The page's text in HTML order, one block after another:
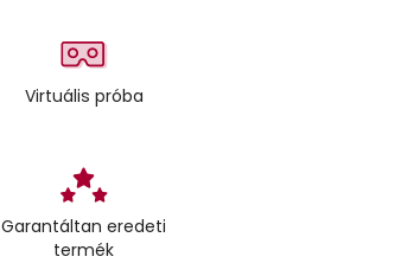
Virtuális próba
Garantáltan eredeti
termék